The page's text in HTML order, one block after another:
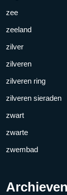
zee
zeeland
zilver
zilveren
zilveren ring
zilveren sieraden
zwart
zwarte
zwembad
Archieven